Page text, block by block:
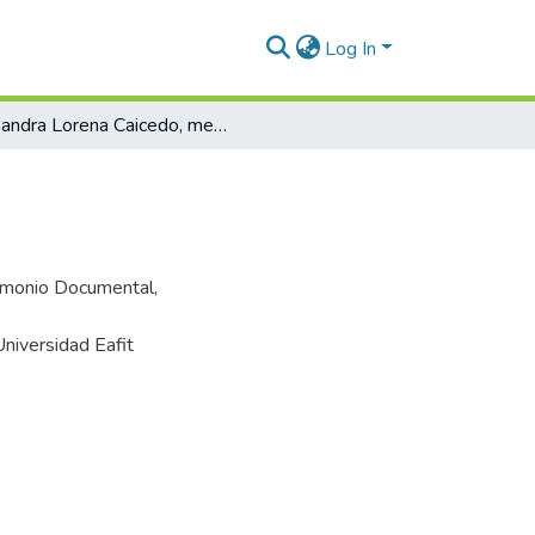
Log In
Sandra Lorena Caicedo, meritoria soprano
Documental,
Eafit